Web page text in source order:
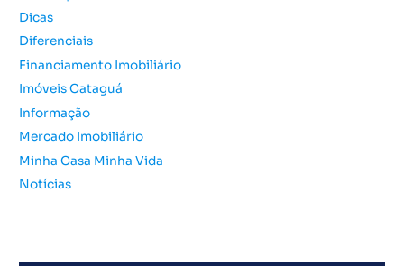
o
r
:
Dicas
Diferenciais
Financiamento Imobiliário
Imóveis Cataguá
Informação
Mercado Imobiliário
Minha Casa Minha Vida
Notícias